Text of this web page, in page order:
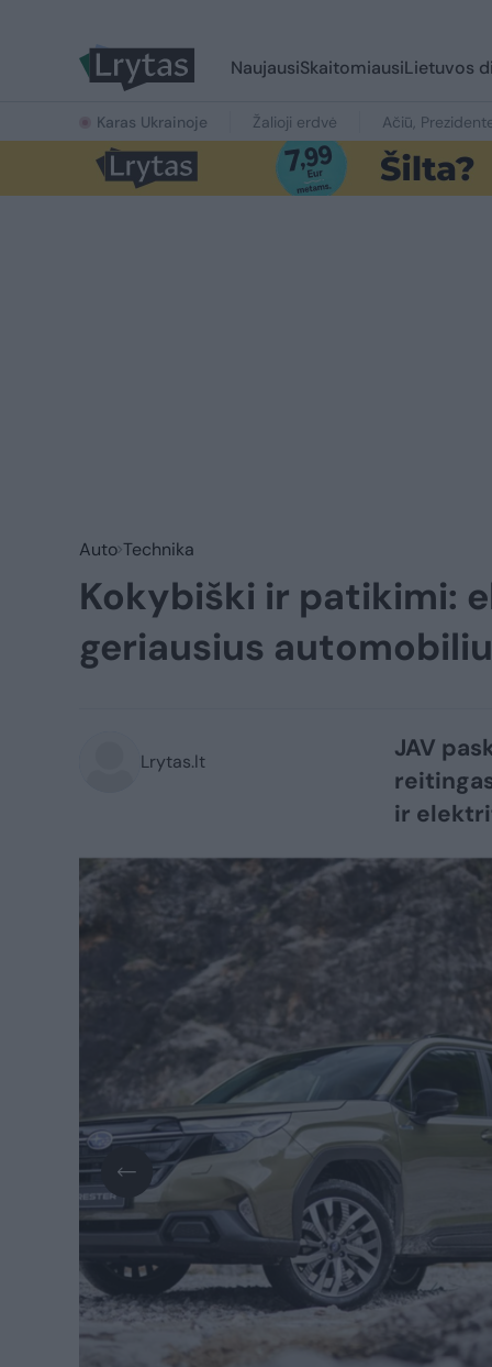
NaujausiSkaitomiausiLietuvos
Karas Ukrainoje Žalioji erdvė Ačiū,
Auto Technika
Kokybiški ir patikimi:
geriausius
Lrytas.lt
JAV
ir